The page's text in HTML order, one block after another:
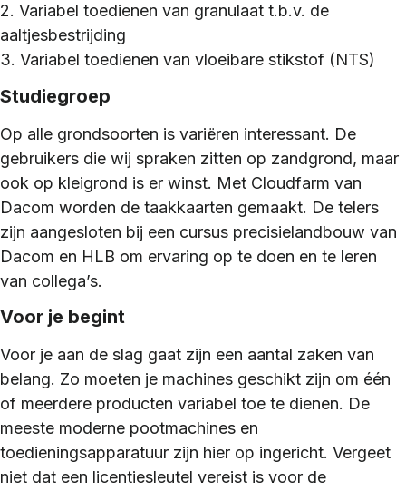
2. Variabel toedienen van granulaat t.b.v. de
aaltjesbestrijding
3. Variabel toedienen van vloeibare stikstof (NTS)
Studiegroep
Op alle grondsoorten is variëren interessant. De
gebruikers die wij spraken zitten op zandgrond, maar
ook op kleigrond is er winst. Met Cloudfarm van
Dacom worden de taakkaarten gemaakt. De telers
zijn aangesloten bij een cursus precisielandbouw van
Dacom en HLB om ervaring op te doen en te leren
van collega’s.
Voor je begint
Voor je aan de slag gaat zijn een aantal zaken van
belang. Zo moeten je machines geschikt zijn om één
of meerdere producten variabel toe te dienen. De
meeste moderne pootmachines en
toedieningsapparatuur zijn hier op ingericht. Vergeet
niet dat een licentiesleutel vereist is voor de